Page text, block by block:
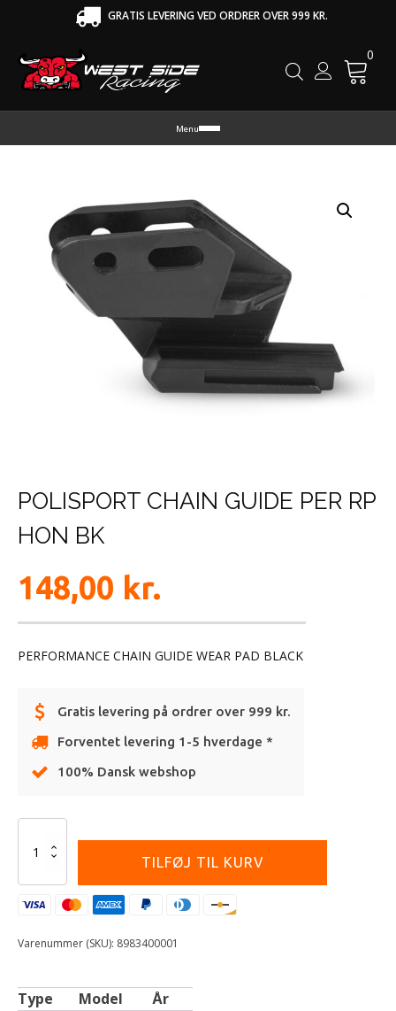
GRATIS LEVERING VED ORDRER OVER 999 KR.
0
Menu
POLISPORT CHAIN GUIDE PER RP
HON BK
148,00 kr.
PERFORMANCE CHAIN GUIDE WEAR PAD BLACK
Gratis levering på ordrer over 999 kr.
Forventet levering 1-5 hverdage *
100% Dansk webshop
CHAIN
PER
RP
antal
TILFØJ TIL KURV
Varenummer (SKU): 8983400001
Type Model
År